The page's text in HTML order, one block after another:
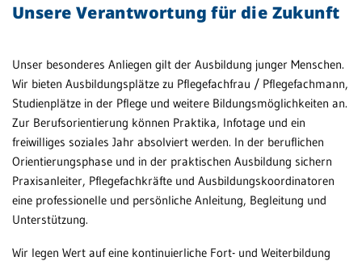
Unsere Verantwortung für die Zukunft
Unser besonderes Anliegen gilt der Ausbildung junger Menschen.
Wir bieten Ausbildungsplätze zu Pflegefachfrau / Pflegefachmann,
Studienplätze in der Pflege und weitere Bildungsmöglichkeiten an.
Zur Berufsorientierung können Praktika, Infotage und ein
freiwilliges soziales Jahr absolviert werden. In der beruflichen
Orientierungsphase und in der praktischen Ausbildung sichern
Praxisanleiter, Pflegefachkräfte und Ausbildungskoordinatoren
eine professionelle und persönliche Anleitung, Begleitung und
Unterstützung.
Wir legen Wert auf eine kontinuierliche Fort- und Weiterbildung